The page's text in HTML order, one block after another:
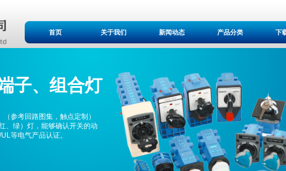
首页 关于我们 新闻动态 产品分类 下
参考回路图集，触点定制）
、绿）灯，能够确认开关的动
等电气产品认证。
子、组合灯